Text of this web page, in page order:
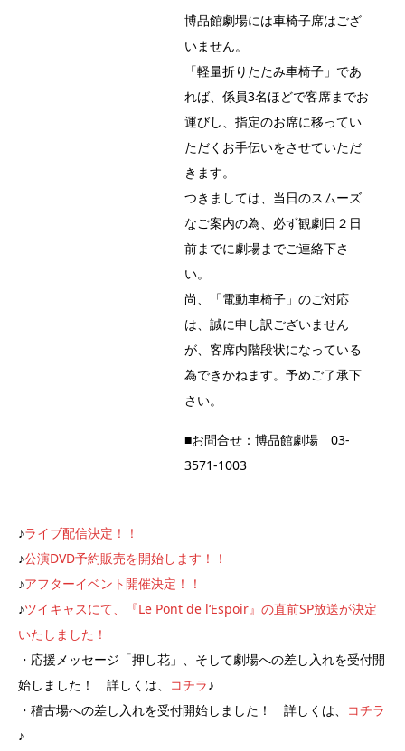
博品館劇場には車椅子席はござ
いません。
「軽量折りたたみ車椅子」であ
れば、係員3名ほどで客席までお
運びし、指定のお席に移ってい
ただくお手伝いをさせていただ
きます。
つきましては、当日のスムーズ
なご案内の為、必ず観劇日２日
前までに劇場までご連絡下さ
い。
尚、「電動車椅子」のご対応
は、 誠に申し訳ございません
が、 客席内階段状になっている
為できかねます。 予めご了承下
さい。
■お問合せ：博品館劇場 03-
3571-1003
♪ライブ配信決定！！
♪公演DVD予約販売を開始します！！
♪アフターイベント開催決定！！
♪ツイキャスにて、『Le Pont de l‘Espoir』の直前SP放送が決定
いたしました！
・応援メッセージ「押し花」、そして劇場への差し入れを受付開
始しました！ 詳しくは、
コチラ♪
・稽古場への差し入れを受付開始しました！ 詳しくは、
コチラ
♪